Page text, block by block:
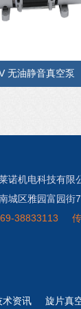
无油静音真空泵
诺机电科技有限
城区雅园富园街
38833113
术资讯 旋片真